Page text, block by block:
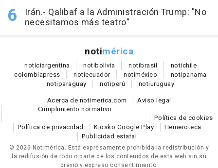
Irán.- Qalibaf a la Administración Trump: "No
necesitamos más teatro"
notimérica
noticiargentina notibolivia notibrasil notichile
colombiapress notiecuador notiméxico notipanama
notiparaguay notiperú notiuruguay
Acerca de notimerica.com
Aviso legal
Cumplimiento normativo
Política de cookies
Política de privacidad
Kiosko Google Play
Hemeroteca
Publicidad estatal
© 2026 Notimérica. Está expresamente prohibida la redistribución y
la redifusión de todo o parte de los contenidos de esta web sin su
previo y expreso consentimiento.